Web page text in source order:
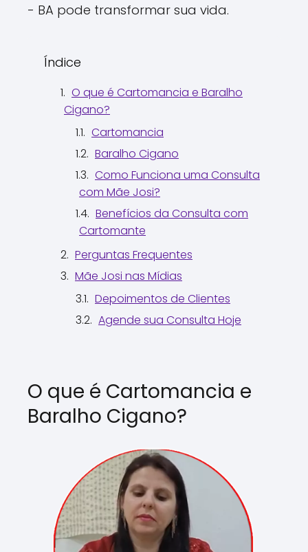
- BA pode transformar sua vida.
Índice
O que é Cartomancia e Baralho
Cigano?
Cartomancia
Baralho Cigano
Como Funciona uma Consulta
com Mãe Josi?
Benefícios da Consulta com
Cartomante
Perguntas Frequentes
Mãe Josi nas Mídias
Depoimentos de Clientes
Agende sua Consulta Hoje
O que é Cartomancia e
Baralho Cigano?